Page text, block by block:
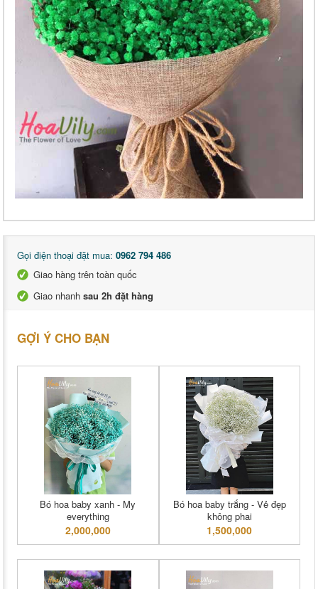
Gọi điện thoại đặt mua: 0962 794 486
Giao hàng trên toàn quốc
Giao nhanh sau 2h đặt hàng
GỢI Ý CHO BẠN
Bó hoa baby xanh - My
everything
2,000,000
Bó hoa baby trắng - Vẻ đẹp
không phai
1,500,000